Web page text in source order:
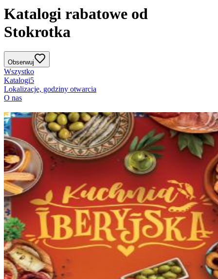
Katalogi rabatowe od
Stokrotka
Obserwuj
Wszystko
Katalogi5
Lokalizacje, godziny otwarcia
O nas